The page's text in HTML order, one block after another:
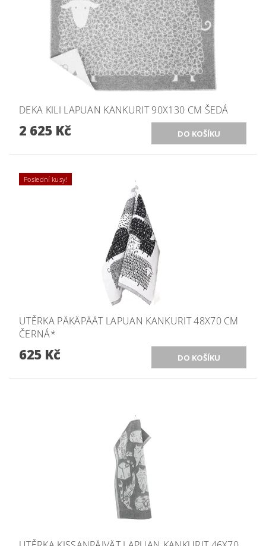
DEKA KILI LAPUAN KANKURIT 90X130 CM ŠEDÁ
2 625 Kč
Poslední kusy!
UTĚRKA PÄKÄPÄÄT LAPUAN KANKURIT 48X70 CM
ČERNÁ*
625 Kč